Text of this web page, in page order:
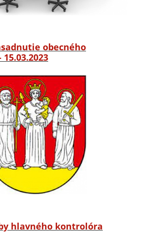
obecného
hlavného kontrolóra